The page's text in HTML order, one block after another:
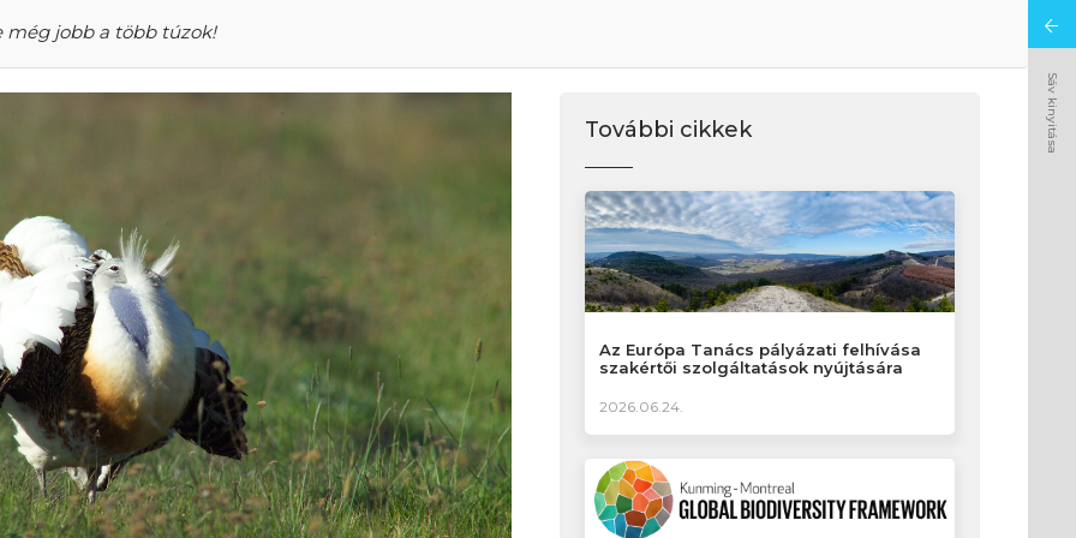
még jobb a több túzok!
További cikkek
Az Európa Tanács pályázati felhívása
szakértői szolgáltatások nyújtására
2026.06.24.
Sáv kinyitása